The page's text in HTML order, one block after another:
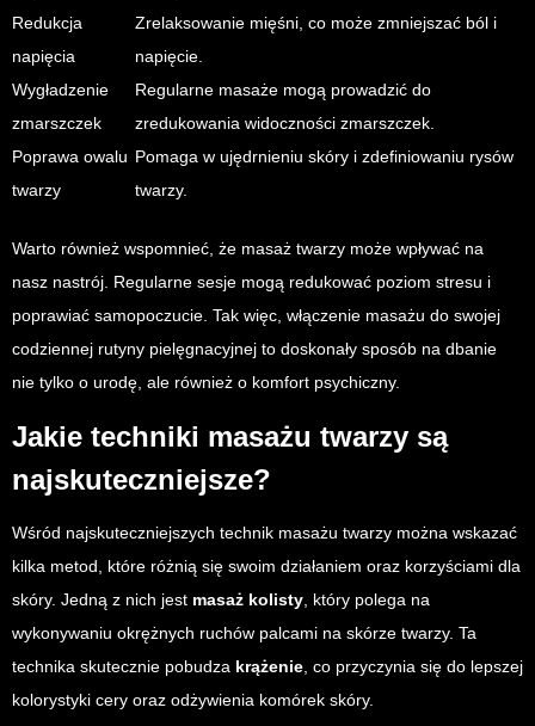
Redukcja
napięcia
Zrelaksowanie mięśni, co może zmniejszać ból i
napięcie.
Wygładzenie
zmarszczek
Regularne masaże mogą prowadzić do
zredukowania widoczności zmarszczek.
Poprawa owalu
twarzy
Pomaga w ujędrnieniu skóry i zdefiniowaniu rysów
twarzy.
Warto również wspomnieć, że masaż twarzy może wpływać na
nasz nastrój. Regularne sesje mogą redukować poziom stresu i
poprawiać samopoczucie. Tak więc, włączenie masażu do swojej
codziennej rutyny pielęgnacyjnej to doskonały sposób na dbanie
nie tylko o urodę, ale również o komfort psychiczny.
Jakie techniki masażu twarzy są
najskuteczniejsze?
Wśród najskuteczniejszych technik masażu twarzy można wskazać
kilka metod, które różnią się swoim działaniem oraz korzyściami dla
skóry. Jedną z nich jest masaż kolisty , który polega na
wykonywaniu okrężnych ruchów palcami na skórze twarzy. Ta
technika skutecznie pobudza krążenie , co przyczynia się do lepszej
kolorystyki cery oraz odżywienia komórek skóry.